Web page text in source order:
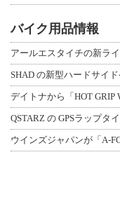
バイク用品情報
SHAD の新型ハードサイ
デイトナから「HOT
QSTARZ の GPSラップタ
ウインズジャパンが「A-